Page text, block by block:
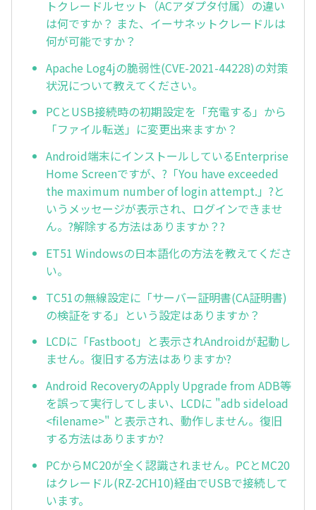
トクレードルセット（ACアダプタ付属）の違い
は何ですか？ また、イーサネットクレードルは
何が可能ですか？
Apache Log4jの脆弱性(CVE-2021-44228)の対策
状況について教えてください。
PCとUSB接続時の初期設定を「充電する」から
「ファイル転送」に変更出来ますか？
Android端末にインストールしているEnterprise
Home Screenですが、?「You have exceeded
the maximum number of login attempt.」?と
いうメッセージが表示され、ログインできませ
ん。?解除する方法はありますか？?
ET51 Windowsの日本語化の方法を教えてくださ
い。
TC51の無線設定に「サーバー証明書(CA証明書)
の検証をする」という設定はありますか？
LCDに「Fastboot」と表示されAndroidが起動し
ません。復旧する方法はありますか?
Android RecoveryのApply Upgrade from ADB等
を誤って実行してしまい、LCDに "adb sideload
<filename>" と表示され、動作しません。復旧
する方法はありますか?
PCからMC20が全く認識されません。PCとMC20
はクレードル(RZ-2CH10)経由でUSBで接続して
います。